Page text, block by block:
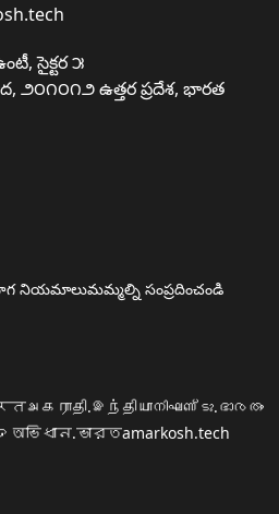
సైక్టర ౫
ఉత్తర ప్రదేశ, భారత
నియమాలుమమ్మల్ని సంప్రదించండి
அகராதி.இந்தியாനിഘണ്ടു.ഭാരതം
অভিধান.ভারতamarkosh.tech